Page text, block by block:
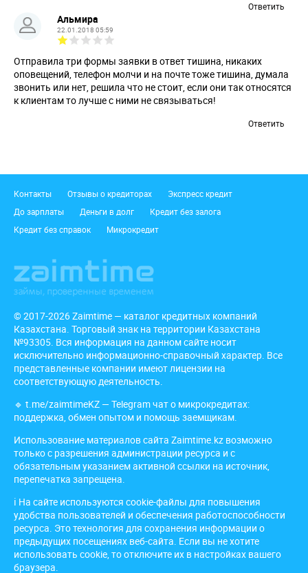
Ответить
Альмира
22.01.2018 05:59
Отправила три формы заявки в ответ тишина, никаких
оповещений, телефон молчи и на почте тоже тишина, думала
звонить или нет, решила что не стоит, если они так относятся
к клиентам то лучше с ними не связываться!
Ответить
Подвал
Контакты Отзывы о кредиторах
Экспресс кредит
До зарплаты
Деньги в долг
Кредит без залога
Кредит без справок
Микрокредит
© 2017-2026 Zaimtime — каталог кредитных компаний
Казахстана. Торговый знак на территории Казахстана
№93305. Вся информация на данном сайте носит
исключительно информационно-справочный характер. Все
представленные компании имеют лицензии на
соответствующую деятельность.
🔹 t.me/zaimtimeKZ — Telegram чат о микрокредитах:
поддержка, обмен опытом и помощь заемщикам.
Использование материалов сайта Zaimtime.kz возможно
только с разрешения администрации ресурса и с
обязательным указанием активной ссылки на источник,
перепечатка запрещена.
ℹ️ На сайте используются cookie-файлы для повышения
удобства пользователей и обеспечения работоспособности
ресурса. Это технология для сохранения информации о
предыдущих посещениях веб-сайта. Если вы не хотите
использовать cookie, то отключите их в настройках вашего
браузера.